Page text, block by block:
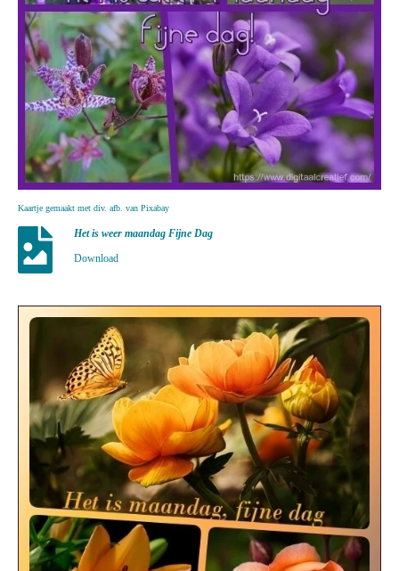
Kaartje gemaakt met div. afb. van Pixabay
Het is weer maandag Fijne Dag
Download